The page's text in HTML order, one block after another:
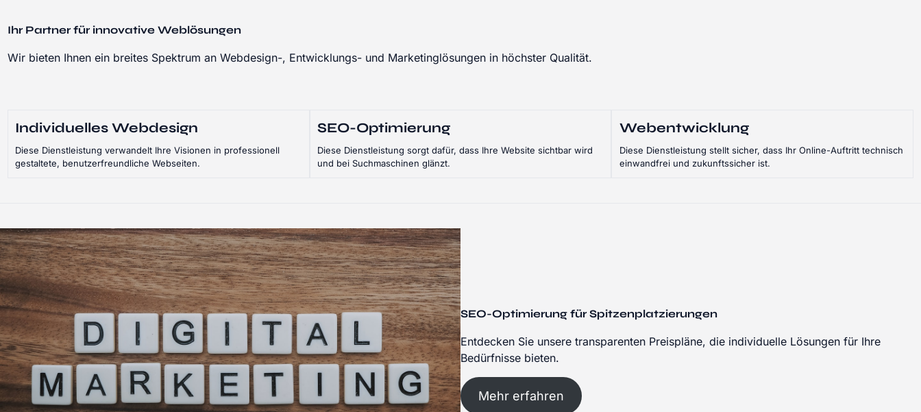
Ihr Partner für innovative Weblösungen
Wir bieten Ihnen ein breites Spektrum an Webdesign-, Entwicklungs- und Marketinglösungen in höchster Qualität.
Individuelles Webdesign
Diese Dienstleistung verwandelt Ihre Visionen in professionell
gestaltete, benutzerfreundliche Webseiten.
SEO-Optimierung
Diese Dienstleistung sorgt dafür, dass Ihre Website sichtbar wird
und bei Suchmaschinen glänzt.
Webentwicklung
Diese Dienstleistung stellt sicher, dass Ihr Online-Auftritt technisch
einwandfrei und zukunftssicher ist.
SEO-Optimierung für Spitzenplatzierungen
Entdecken Sie unsere transparenten Preispläne, die individuelle Lösungen für Ihre
Bedürfnisse bieten.
Mehr erfahren